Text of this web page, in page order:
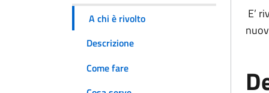
A chi è rivolto
Descrizione
Come fare
E’